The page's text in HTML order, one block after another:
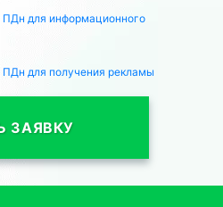
ПДн для информационного
ПДн для получения рекламы
ЗАЯВКУ